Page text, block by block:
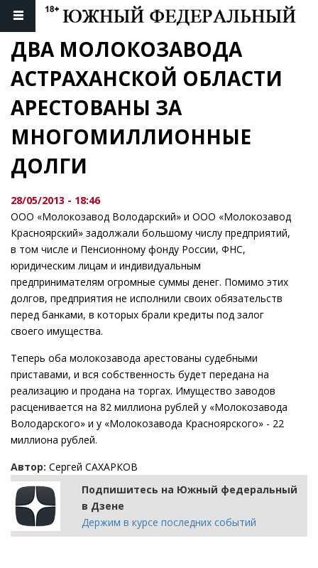
ДВА МОЛОКОЗАВОДА
АСТРАХАНСКОЙ ОБЛАСТИ
АРЕСТОВАНЫ ЗА
МНОГОМИЛЛИОННЫЕ
ДОЛГИ
28/05/2013 - 18:46
ООО «Молокозавод Володарский» и ООО «Молокозавод
Красноярский» задолжали большому числу предприятий,
в том числе и Пенсионному фонду России, ФНС,
юридическим лицам и индивидуальным
предпринимателям огромные суммы денег. Помимо этих
долгов, предприятия не исполнили своих обязательств
перед банками, в которых брали кредиты под залог
своего имущества.
Теперь оба молокозавода арестованы судебными
приставами, и вся собственность будет передана на
реализацию и продана на торгах. Имущество заводов
расценивается на 82 миллиона рублей у «Молокозавода
Володарского» и у «Молокозавода Красноярского» - 22
миллиона рублей.
Автор: Сергей САХАРКОВ
Подпишитесь на Южный федеральный
в Дзене
Держим в курсе последних событий